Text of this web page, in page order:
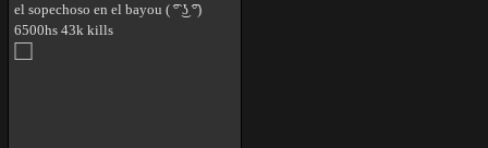
el sopechoso en el bayou ( ͡° ͜ʖ ͡°)
6500hs 43k kills